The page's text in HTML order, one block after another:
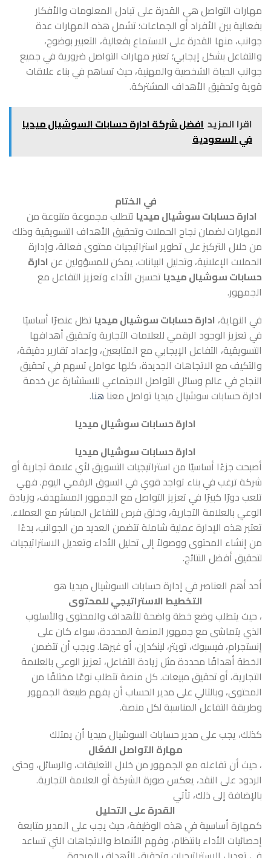
مهارات التواصل هي القدرة على تبادل المعلومات والأفكار
بفعالية بين الأفراد أو الجماعات؛ تشمل هذه المهارات عدة
جوانب، منها القدرة على الاستماع بفعالية، التعبير بوضوح،
والتفاعل بشكل إيجابي؛ تعتبر مهارات التواصل ضرورية في جميع
جوانب الحياة الشخصية والمهنية، حيث تساهم في بناء علاقات
قوية وتحقيق الأهداف المشتركة.
اقرا المزيد افضل شركة ادارة حسابات السوشيال ميديا
في السعودية
في الختام
ادارة حسابات سوشيال ميديا تتطلب مجموعة متنوعة من
المهارات لضمان نجاح الحملات وتحقيق الأهداف التسويقية وذلك
من خلال التركيز على تطوير استراتيجيات محتوى فعالة، وإدارة
الحملات الإعلانية، وتحليل البيانات، يمكن للمسؤولين عن ادارة
حسابات سوشيال ميديا تحسين الأداء وتعزيز التفاعل مع
الجمهور.
في النهاية، ادارة حسابات سوشيال ميديا تظل عنصرًا أساسيًا
في تعزيز الوجود الرقمي للعلامات التجارية وتحقيق أهدافها
التسويقية، التفاعل الإيجابي مع المتابعين، وإعداد تقارير دقيقة،
والتكيف مع الاتجاهات الجديدة، كلها عوامل تسهم في تحقيق
النجاح في عالم وسائل التواصل الاجتماعي للاستشارة عن خدمة
ادارة حسابات سوشيال ميديا تواصل معنا هنا.
ادارة حسابات سوشيال ميديا
ادارة حسابات سوشيال ميديا
أصبحت جزءًا أساسيًا من استراتيجيات التسويق لأي علامة تجارية أو
شركة ترغب في بناء تواجد قوي في السوق الرقمي اليوم. فهي
تلعب دورًا كبيرًا في تعزيز التواصل مع الجمهور المستهدف، وزيادة
الوعي بالعلامة التجارية، وخلق فرص للتفاعل المباشر مع العملاء.
تعتبر هذه الإدارة عملية شاملة تتضمن العديد من الجوانب، بدءًا
من إنشاء المحتوى ووصولاً إلى تحليل الأداء وتعديل الاستراتيجيات
لتحقيق أفضل النتائج.
أحد أهم العناصر في إدارة حسابات السوشيال ميديا هو
التخطيط الاستراتيجي للمحتوى
، حيث يتطلب وضع خطة واضحة للأهداف والمحتوى والأسلوب
الذي يتماشى مع جمهور المنصة المحددة، سواء كان على
إنستجرام، فيسبوك، تويتر، لينكدإن، أو غيرها. ويجب أن تتضمن
الخطة أهدافًا محددة مثل زيادة التفاعل، تعزيز الوعي بالعلامة
التجارية، أو تحقيق مبيعات. كل منصة تتطلب نوعًا مختلفًا من
المحتوى، وبالتالي على مدير الحساب أن يفهم طبيعة الجمهور
وطريقة التفاعل المناسبة لكل منصة.
كذلك، يجب على مدير حسابات السوشيال ميديا أن يمتلك
مهارة التواصل الفعّال
، حيث أن تفاعله مع الجمهور من خلال التعليقات، والرسائل، وحتى
الردود على النقد، يعكس صورة الشركة أو العلامة التجارية.
بالإضافة إلى ذلك، تأتي
القدرة على التحليل
كمهارة أساسية في هذه الوظيفة، حيث يجب على المدير متابعة
إحصائيات الأداء بانتظام، وفهم الأنماط والاتجاهات التي تساعد